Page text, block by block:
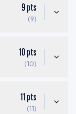
9 pts
(9)
10 pts
(10)
11 pts
(11)